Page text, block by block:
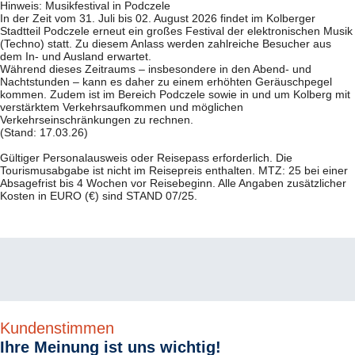
Dampfbad, Fitnessraum, Bowling und Aufenthaltsprogramm.
Extra im Reisepreis
Idea Spa Travel Vorteilskarte Kolberg, Willkommensdrink, Nutzung
von Hallenbad, Whirlpools, Sauna und Dampfbad (zu den
Öffnungszeiten), Nutzung des Fitnessraumes, 1 x kulturelle
Veranstaltung oder Tanzabend pro Woche.
Kinderermäßigung (Preisbasis PKW/Urlaub):
„Standard“ bis 2 Jahre 100 %, bis 9 Jahre 50 % und bis 14 Jahre 25
Anwendungen (Auszug): Fußmassagen, Moorpackungen,
Lasertherapie, Magnettherapie, Solarislampe, Bad mit
Mooremulsion, Ultraschall, Kohlensäurebad, Diadynamische
Ströme, Kryotherapie, Inhalationen sowie Gruppengymnastik im
Fitnessraum und im Wasser.
Idea Spa Travel – Vorteilskarte Kolberg*
Unsere Leistungen für Sie…
Stadtplan von Kolberg mit vielen praktischen Informationen
Ermäßigungen in vielen Geschäften, Restaurants, Apotheken und
Cafés in Kolberg
*gilt nicht für die Hotels Diune, Nad Parseta, New Skanpol, Seaside
Park.
Unser Service für Sie ...
als Ansprechpartner zur Verfügung.
Hinweis: Musikfestival in Podczele
In der Zeit vom 31. Juli bis 02. August 2026 findet im Kolberger
Stadtteil Podczele erneut ein großes Festival der elektronischen Musik
(Techno) statt. Zu diesem Anlass werden zahlreiche Besucher aus
dem In- und Ausland erwartet.
Während dieses Zeitraums – insbesondere in den Abend- und
Nachtstunden – kann es daher zu einem erhöhten Geräuschpegel
kommen. Zudem ist im Bereich Podczele sowie in und um Kolberg mit
verstärktem Verkehrsaufkommen und möglichen
Verkehrseinschränkungen zu rechnen.
(Stand: 17.03.26)
Gültiger Personalausweis oder Reisepass erforderlich. Die
Tourismusabgabe ist nicht im Reisepreis enthalten. MTZ: 25 bei einer
Absagefrist bis 4 Wochen vor Reisebeginn. Alle Angaben zusätzlicher
Kosten in EURO (€) sind STAND 07/25.
Kundenstimmen
Ihre Meinung ist uns wichtig!